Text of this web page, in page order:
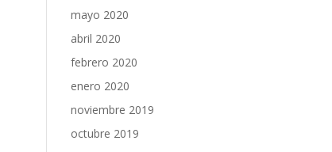
mayo 2020
abril 2020
febrero 2020
enero 2020
noviembre 2019
octubre 2019